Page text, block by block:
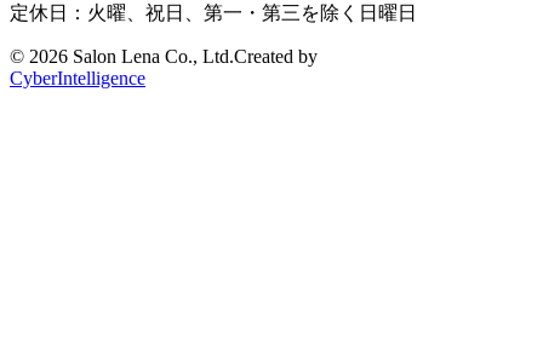
定休日：火曜、祝日、第一・第三を除く日曜日
© 2026 Salon Lena Co., Ltd.Created by
CyberIntelligence